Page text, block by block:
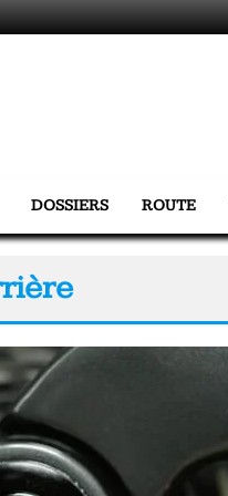
DOSSIERS ROUTE